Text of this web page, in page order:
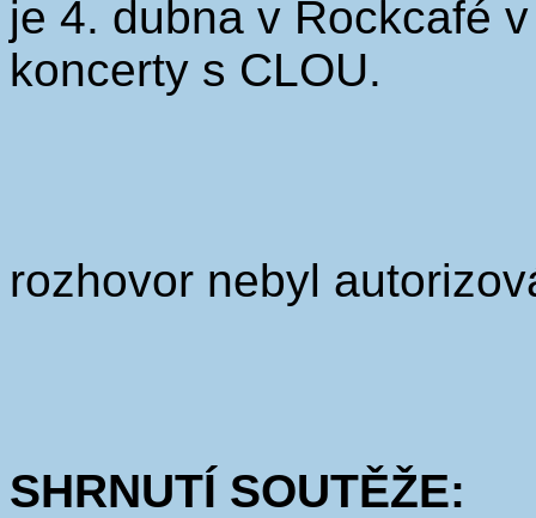
je 4. dubna v Rockcafé
koncerty s CLOU.
rozhovor nebyl
SHRNUTÍ SOUTĚŽE: